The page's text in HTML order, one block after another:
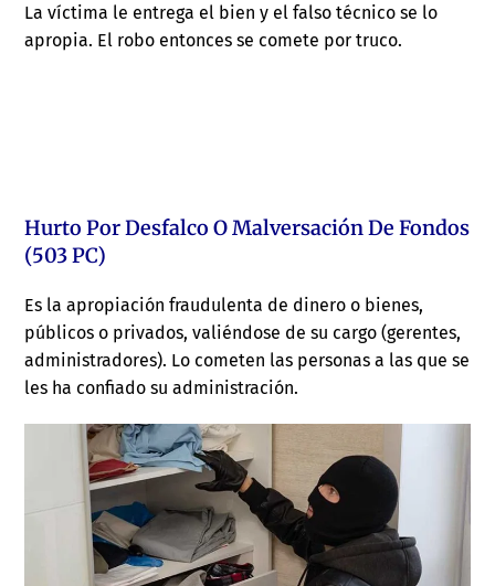
La víctima le entrega el bien y el falso técnico se lo
apropia. El robo entonces se comete por truco.
Hurto Por Desfalco O Malversación De Fondos
(503 PC)
Es la apropiación fraudulenta de dinero o bienes,
públicos o privados, valiéndose de su cargo (gerentes,
administradores). Lo cometen las personas a las que se
les ha confiado su administración.